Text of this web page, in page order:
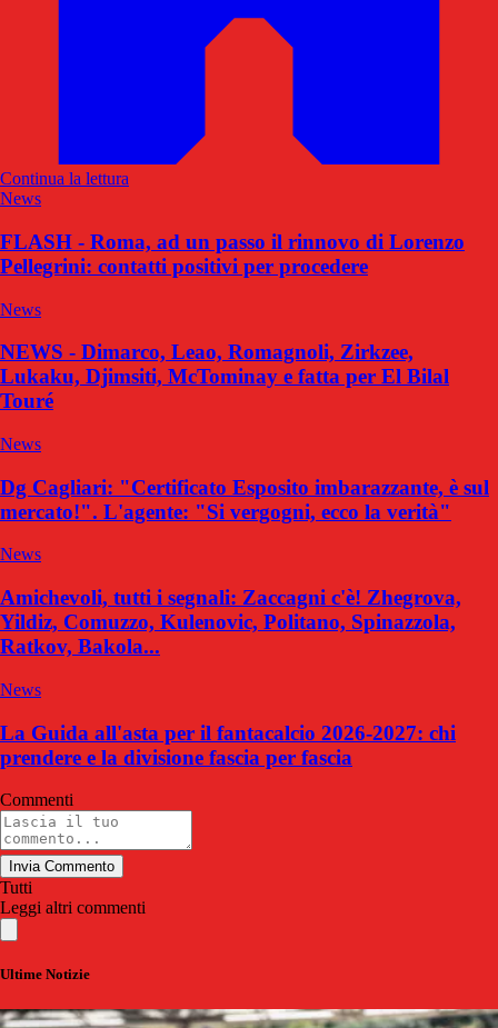
Continua la lettura
News
FLASH - Roma, ad un passo il rinnovo di Lorenzo
Pellegrini: contatti positivi per procedere
News
NEWS - Dimarco, Leao, Romagnoli, Zirkzee,
Lukaku, Djimsiti, McTominay e fatta per El Bilal
Touré
News
Dg Cagliari: "Certificato Esposito imbarazzante, è sul
mercato!". L'agente: "Si vergogni, ecco la verità"
News
Amichevoli, tutti i segnali: Zaccagni c'è! Zhegrova,
Yildiz, Comuzzo, Kulenovic, Politano, Spinazzola,
Ratkov, Bakola...
News
La Guida all'asta per il fantacalcio 2026-2027: chi
prendere e la divisione fascia per fascia
Commenti
Invia Commento
Tutti
Leggi altri commenti
Ultime Notizie